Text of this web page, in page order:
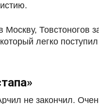
Москву, Товстоногов
легко
не закончил.